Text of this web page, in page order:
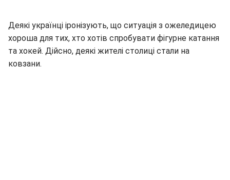
Деякі українці іронізують, що ситуація з ожеледицею
хороша для тих, хто хотів спробувати фігурне катання
та хокей. Дійсно, деякі жителі столиці стали на
ковзани.